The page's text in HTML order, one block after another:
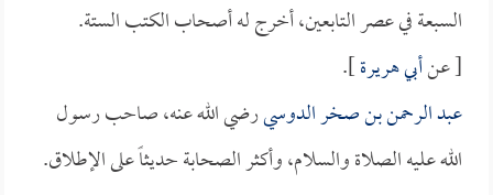
السبعة في عصر التابعين، أخرج له أصحاب الكتب الستة.
[ عنأبي هريرة].
عبد الرحمن بن صخر الدوسيرضي الله عنه، صاحب رسول
الله عليه الصلاة والسلام، وأكثر الصحابة حديثاً على الإطلاق.